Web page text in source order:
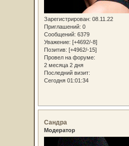
Зарегистрирован: 08.11.22
Приглашений: 0
Сообщений: 6379
Уважение: [+4692/-8]
Позитив: [+4962/-15]
Провел на форуме:
2 месяца 2 дня
Последний визит:
Сегодня 01:01:34
Сандра
Модератор